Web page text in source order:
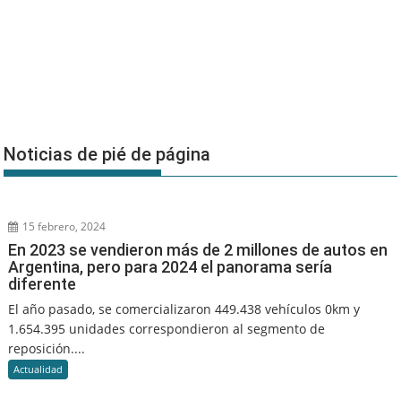
Noticias de pié de página
15 febrero, 2024
En 2023 se vendieron más de 2 millones de autos en
Argentina, pero para 2024 el panorama sería
diferente
El año pasado, se comercializaron 449.438 vehículos 0km y
1.654.395 unidades correspondieron al segmento de
reposición....
Actualidad